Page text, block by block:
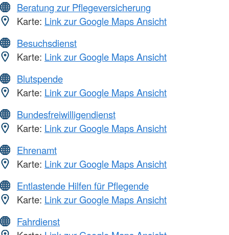
Beratung zur Pflegeversicherung
Karte: Link zur Google Maps Ansicht
Besuchsdienst
Karte: Link zur Google Maps Ansicht
Blutspende
Karte: Link zur Google Maps Ansicht
Bundesfreiwilligendienst
Karte: Link zur Google Maps Ansicht
Ehrenamt
Karte: Link zur Google Maps Ansicht
Entlastende Hilfen für Pflegende
Karte: Link zur Google Maps Ansicht
Fahrdienst